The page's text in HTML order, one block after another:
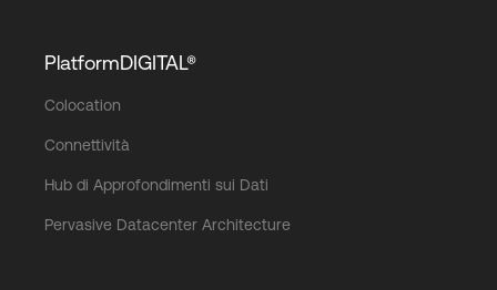
PlatformDIGITAL®
Colocation
Connettività
Hub di Approfondimenti sui Dati
Pervasive Datacenter Architecture